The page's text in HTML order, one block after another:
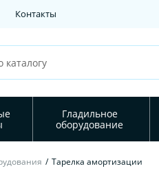
Контакты
Гладильное
оборудование
/ Тарелка амортизации